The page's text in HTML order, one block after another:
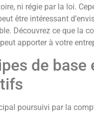
ni régie par la loi.
être intéressant
Découvrez ce que la
apporter à votre
de base
poursuivi par la